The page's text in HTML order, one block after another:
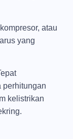
atau
yang
perhitungan
kelistrikan